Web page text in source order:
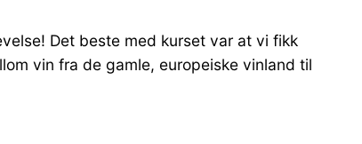
Det beste med kurset var at vi fikk
vin fra de gamle, europeiske vinland til